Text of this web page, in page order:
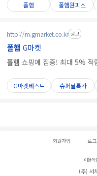
폴햄 폴햄원피스
http://m.gmarket.co.kr 광고
폴햄 G마켓
폴햄 쇼핑에 집중! 최대 5% 적
G마켓베스트 슈퍼딜특가
회원가입 로
이용약
(주) 서